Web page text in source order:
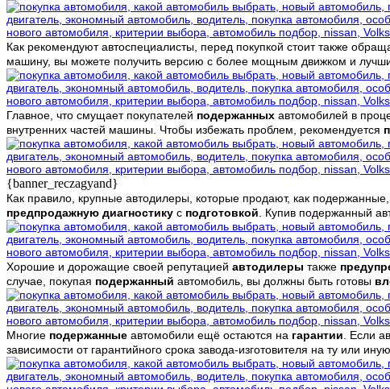
Как рекомендуют автоспециалисты, перед покупкой стоит также
машину, вы можете получить версию с более мощным движком и
Главное, что смущает покупателей подержанных автомобилей в
внутренних частей машины. Чтобы избежать проблем, рекомендуется
{banner_reczagyand}
Как правило, крупные автодилеры, которые продают, как
предпродажную диагностику с подготовкой . Купив подержанный
Хорошие и дорожащие своей репутацией автодилеры также
случае, покупая подержанный автомобиль, вы должны быть готовы
Многие подержанные автомобили ещё остаются на гарантии . Если
зависимости от гарантийного срока завода-изготовителя на ту или